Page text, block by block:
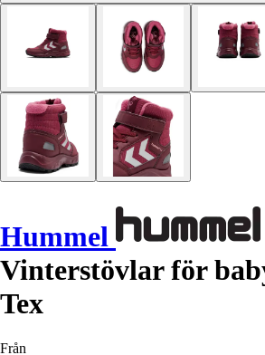
Hummel
Vinterstövlar för
Tex
Från